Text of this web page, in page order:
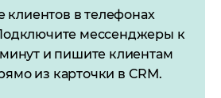
клиентов в телефонах
мессенджеры к
минут и пишите клиентам
из карточки в CRM.